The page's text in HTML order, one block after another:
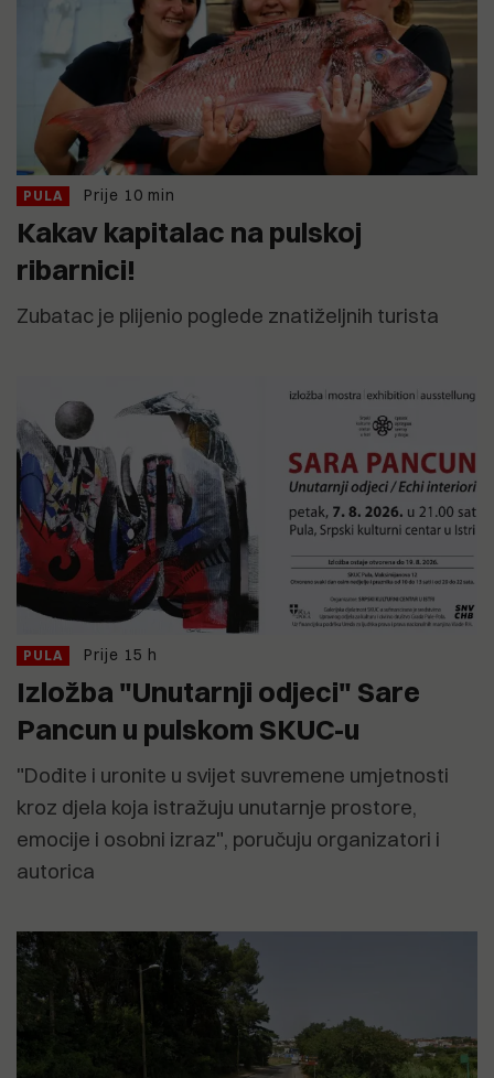
PULA Prije 10 min
Kakav kapitalac na pulskoj
ribarnici!
Zubatac je plijenio poglede znatiželjnih turista
PULA Prije 15 h
Izložba "Unutarnji odjeci" Sare
Pancun u pulskom SKUC-u
"Dođite i uronite u svijet suvremene umjetnosti
kroz djela koja istražuju unutarnje prostore,
emocije i osobni izraz", poručuju organizatori i
autorica